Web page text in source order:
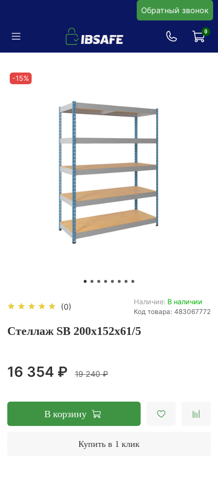
Обратный звонок
0
-15%
(0)
Наличие: В наличии
Код товара: 483067772
Стеллаж SB 200x152x61/5
16 354 ₽ 19 240 ₽
В корзину
Купить в 1 клик